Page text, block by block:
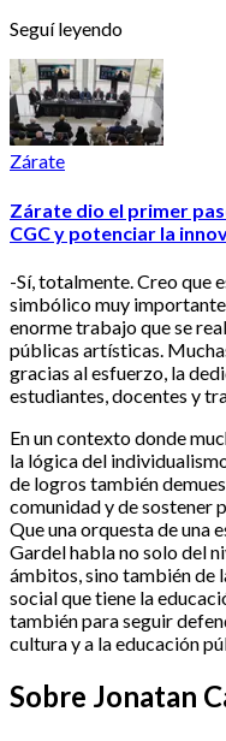
Seguí leyendo
Zárate
Zárate dio el primer
CGC y potenciar la
-Sí, totalmente. Creo que
simbólico muy
enorme trabajo que se
públicas artísticas.
gracias al esfuerzo, la
estudiantes, docentes y
En un contexto donde
la lógica del
de logros también
comunidad y de sostener
Que una orquesta de una
Gardel habla no solo del
ámbitos, sino también de
social que tiene la
también para seguir
cultura y a la educación
Sobre Jonatan